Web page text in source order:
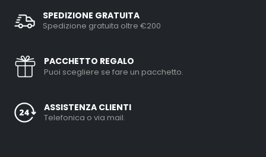
SPEDIZIONE GRATUITA
Spedizione gratuita oltre €200
PACCHETTO REGALO
Puoi scegliere se fare un pacchetto.
ASSISTENZA CLIENTI
Telefonica o via mail.